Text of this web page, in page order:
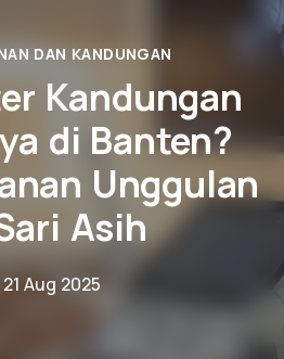
DAN KANDUNGAN
Kandungan
di Banten?
Unggulan
Asih
21 Aug 2025